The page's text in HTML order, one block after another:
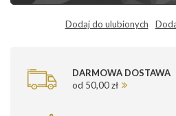
Dodaj do ulubionych
DARMOWA DOSTAWA
od 50,00 zł